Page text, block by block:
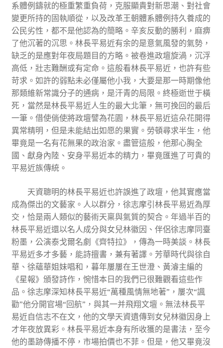
系體例鑄就的極重繁重負荷，克服顯貴對新思潮、對社會
變更所持的固執順從，以及改革王朝體系體例持久養成的
公民劣性，都不是他認為的簡略。辛亥反動的勝利，麻痹
了他沉著的沉思。林長平易近有余的是意氣風發的氣勢，
缺乏的是應對年夜局題目的方略。被卷進政壇旋渦，沉浮
高低，壯志難酬或有定命。這般看林長平易近，也許有些
苛求。如許的弱點未必僅屬他小我，大要是那一時期像他
那類維新常識分子的通病，是汗青的局限。終極逝世于橫
死，當然是林長平易近人生的最大北筆，無可挽回的最后
一筆。借使倘使將政壇譬為花園，林長平易近這朵花開得
異常精明，但是未能結出如愿的果實。勞頓尋求半生，他
畢竟是一名有花無果的政治家。盡管這般，他那心胸全
國、獻身內陸、安身平易近本的精力，畢竟匯進了可貴的
平易近族傳統。
天資聰明的林長平易近也許誤進了政壇，他其實應當
成為傑出的文藝家。人以群分，徐志摩引林長平易近為厚
交，恰是兩人類似的藝術天稟與氣質的契合。年過半百的
林長平易近還以名人成分與女兒林徽因、伴侶徐志摩同臺
粉墨，公演泰戈爾名劇《齊特拉》，傳為一時美談。林長
平易近多才多藝，能詩擅書，兼有著譯。芳華時代與徐自
華、徐蘊華姐妹唱和，暮年屢屢在王世澄、黃濬主編的
《星報》頒發詩作，惋惜本日的我們已很難觀看這些作
品。徐志摩深知林長平易近“萬種風情無地著”，屢次“諷
勸”他分開官場“回航”，與其一并飛翔文壇。無法林長平
易近自信志不在文，他的文學天資遺傳到女兒林徽因身上
才年夜放異彩。林長平易近本身有所收獲的是書法，至今
他的墨跡傳播不停，市場拍價也不菲。但是，他又畢竟沒